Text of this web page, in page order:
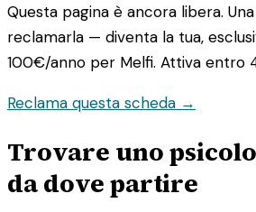
Questa pagina è ancora libera.
reclamarla — diventa la tua,
100€/anno per Melfi. Attiva entro
Reclama questa scheda →
Trovare uno
da dove partire